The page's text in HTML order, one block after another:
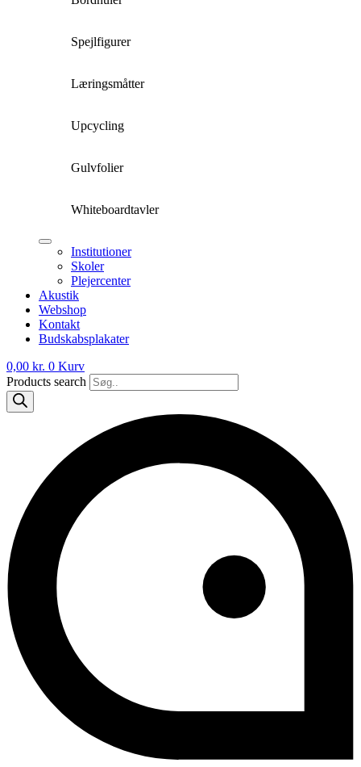
Spejlfigurer
Læringsmåtter
Upcycling
Gulvfolier
Whiteboardtavler
Institutioner
Skoler
Plejercenter
Akustik
Webshop
Kontakt
Budskabsplakater
0,00 kr. 0 Kurv
Products search